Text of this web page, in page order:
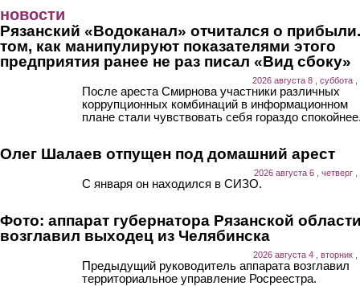
новости
Рязанский «Водоканал» отчитался о
том, как манипулируют показателями этого
предприятия ранее не раз писал «Вид сбоку»
2026 августа 8 , суббота ,
После ареста Смирнова участники различных
коррупционных комбинаций в информационном
плане стали чувствовать себя гораздо
Олег Шалаев отпущен под домашний арест
2026 августа 6 , четверг
С января он находился в СИЗО.
Фото: аппарат губернатора Рязанской
возглавил выходец из Челябинска
2026 августа 4 , вторник
Предыдущий руководитель аппарата возглавил
территориальное управление Росреестра.